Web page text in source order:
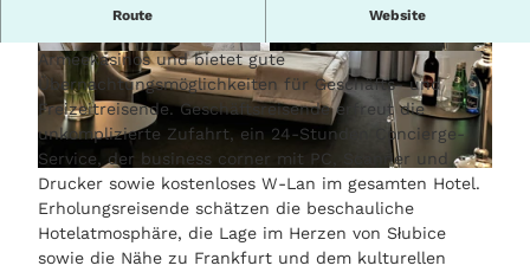
© Adrian Strep
© Adrian Strep © Adrian Strep
Route Website
Das 3-Sternehotel und Restaurant Villa Casino***
Armeekasinos und bietet gute
Übernachtungsmöglichkeiten für Geschäfts- und
Freizeitreisende. Geschäftsreisende erfreut die
unkomplizierte Zufahrt, ein 24-Stunden Concierge-
Service, der business corner mit PC, Scanner und
Drucker sowie kostenloses W-Lan im gesamten Hotel.
Erholungsreisende schätzen die beschauliche
Hotelatmosphäre, die Lage im Herzen von Słubice
sowie die Nähe zu Frankfurt und dem kulturellen